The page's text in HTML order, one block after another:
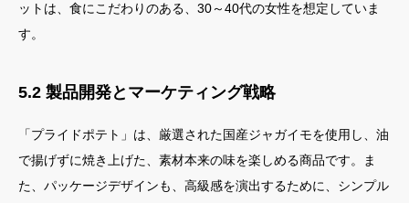
ットは、食にこだわりのある、30～40代の女性を想定していま
す。
5.2 製品開発とマーケティング戦略
「プライドポテト」は、厳選された国産ジャガイモを使用し、油
で揚げずに焼き上げた、素材本来の味を楽しめる商品です。ま
た、パッケージデザインも、高級感を演出するために、シンプル